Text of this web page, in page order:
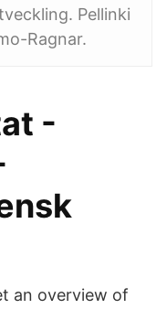
Pellinki
Ragnar.
-
an overview of